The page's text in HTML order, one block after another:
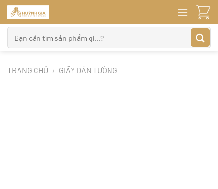
Bỏ
qua
nội
dung
kiếm:
TRANG CHỦ / GIẤY DÁN TƯỜNG